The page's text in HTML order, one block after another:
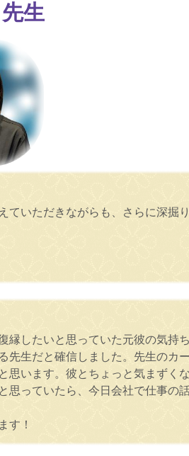
生
いただきながらも、さらに深掘
したいと思っていた元彼の気持
生だと確信しました。先生のカ
います。彼とちょっと気まずく
っていたら、今日会社で仕事の
す！